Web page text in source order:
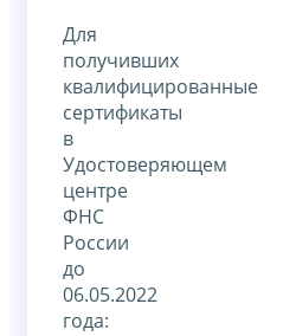
Для
получивших
квалифицированные
сертификаты
в
Удостоверяющем
центре
ФНС
России
до
06.05.2022
года: